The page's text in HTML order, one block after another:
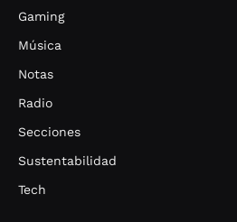
Gaming
Música
Notas
Radio
Secciones
Sustentabilidad
Tech